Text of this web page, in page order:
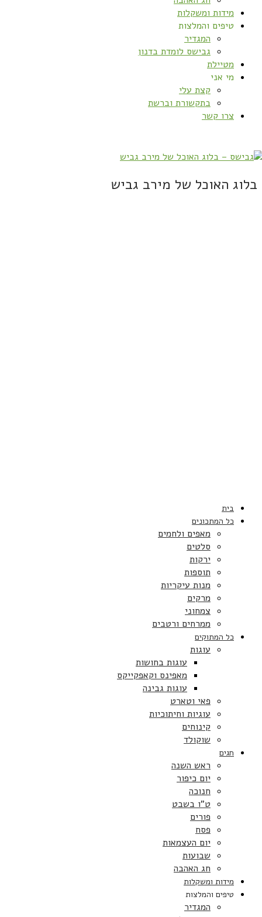
מידות ומשקלות
טיפים והמלצות
המגדיר
גבישס לומדת בדנון
מטיילת
מי אני
קצת עלי
בתקשורת וברשת
צרו קשר
בלוג האוכל של מירב גביש
בית
כל המתכונים
מאפים ולחמים
סלטים
ירקות
תוספות
מנות עיקריות
מרקים
צמחוני
ממרחים ורטבים
כל המתוקים
עוגות
עוגות בחושות
מאפינס וקאפקייקס
עוגות גבינה
פאי וטארט
עוגיות וחיתוכיות
קינוחים
שוקולד
חגים
ראש השנה
יום כיפור
חנוכה
ט”ו בשבט
פורים
פסח
יום העצמאות
שבועות
חג האהבה
מידות ומשקלות
טיפים והמלצות
המגדיר